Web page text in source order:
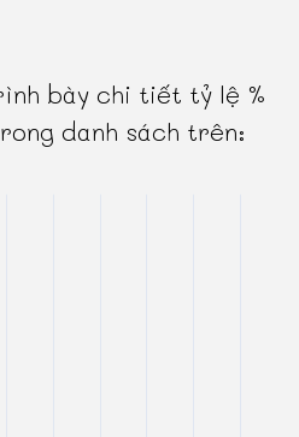
bày chi tiết tỷ lệ %
danh sách trên: